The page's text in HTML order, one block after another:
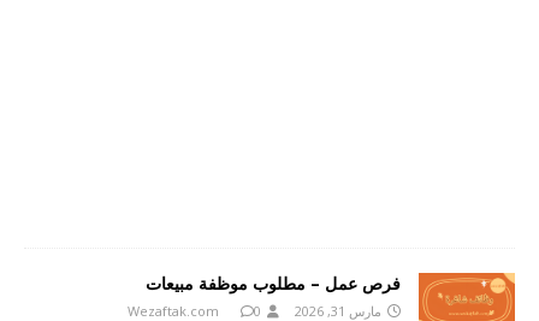
فرص عمل – مطلوب موظفة مبيعات
مارس 31, 2026 Wezaftak.com 0